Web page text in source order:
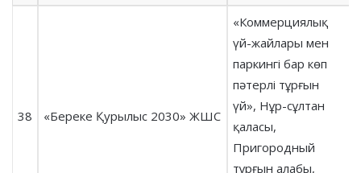
38 «Береке Қурылыс 2030» ЖШС
«Коммерциялық
үй-жайлары мен
паркингі бар көп
пәтерлі тұрғын
үй», Нұр-сұлтан
қаласы,
Пригородный
тұрғын алабы,